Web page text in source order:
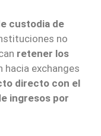
custodia de
no
retener los
hacia exchanges
directo con el
ingresos por